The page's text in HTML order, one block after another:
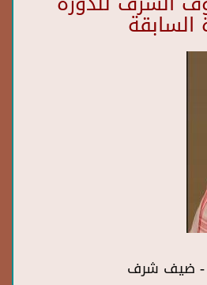
السابقة
- ضيف شرف